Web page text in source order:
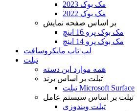
مک بوک 2023
مک بوک 2022
بر اساس صفحه نمایش
مک بوک پرو 16 اینچ
مک بوک پرو 14 اینچ
لپ تاپ مایکروسافت
تبلت
همه موارد این دسته
تبلت بر اساس برند
تبلت Microsoft Surface
تبلت بر اساس سیستم عامل
تبلت ویندوزی